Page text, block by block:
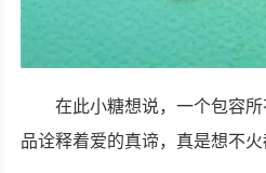
在此小糖想说，一个包容
品诠释着爱的真谛，真是想不火